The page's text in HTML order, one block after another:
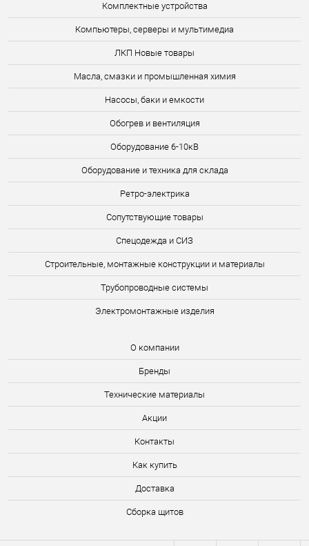
Комплектные устройства
Компьютеры, серверы и мультимедиа
ЛКП Новые товары
Масла, смазки и промышленная химия
Насосы, баки и емкости
Обогрев и вентиляция
Оборудование 6-10кВ
Оборудование и техника для склада
Ретро-электрика
Сопутствующие товары
Спецодежда и СИЗ
Строительные, монтажные конструкции и материалы
Трубопроводные системы
Электромонтажные изделия
О компании
Бренды
Технические материалы
Акции
Контакты
Как купить
Доставка
Сборка щитов